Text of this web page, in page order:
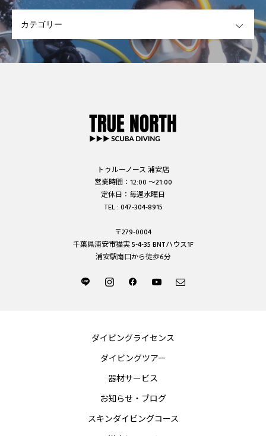
OPEN
トゥルーノース 浦安店
営業時間：12:00 ～21:00
定休日：毎週水曜日
TEL : 047-304-8915
〒279-0004
千葉県浦安市猫実 5-4-35 BNTハウス1F
浦安駅南口から徒歩6分
ダイビングライセンス
ダイビングツアー
器材サービス
お知らせ・ブログ
スキンダイビングコース